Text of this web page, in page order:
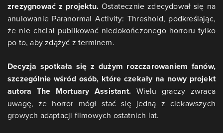
zrezygnować z projektu. Ostatecznie zdecydował się na
anulowanie Paranormal Activity: Threshold, podkreślając,
że nie chciał publikować niedokończonego horroru tylko
po to, aby zdążyć z terminem.
Decyzja spotkała się z dużym rozczarowaniem fanów,
szczególnie wśród osób, które czekały na nowy projekt
autora The Mortuary Assistant. Wielu graczy zwraca
uwagę, że horror mógł stać się jedną z ciekawszych
growych adaptacji filmowych ostatnich lat.